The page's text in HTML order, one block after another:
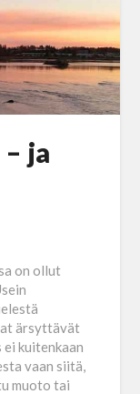
ja
on ollut
ärsyttävät
kuitenkaan
vaan siitä,
muoto tai